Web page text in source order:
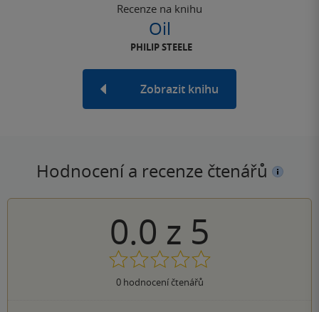
Recenze na knihu
Oil
PHILIP STEELE
Zobrazit knihu
Hodnocení a recenze čtenářů
0.0 z 5
0hodnocení čtenářů